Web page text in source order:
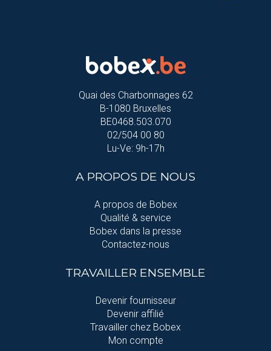
Quai des Charbonnages 62
B-1080 Bruxelles
BE0468.503.070
02/504 00 80
Lu-Ve: 9h-17h
A PROPOS DE NOUS
A propos de Bobex
Qualité & service
Bobex dans la presse
Contactez-nous
TRAVAILLER ENSEMBLE
Devenir fournisseur
Devenir affilié
Travailler chez Bobex
Mon compte